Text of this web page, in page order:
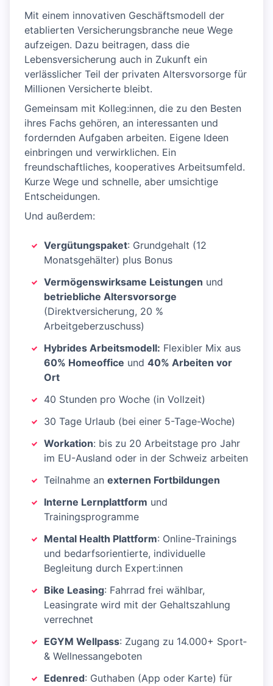
Mit einem innovativen Geschäftsmodell der
etablierten Versicherungsbranche neue Wege
aufzeigen. Dazu beitragen, dass die
Lebensversicherung auch in Zukunft ein
verlässlicher Teil der privaten Altersvorsorge für
Millionen Versicherte bleibt.
Gemeinsam mit Kolleg:innen, die zu den Besten
ihres Fachs gehören, an interessanten und
fordernden Aufgaben arbeiten. Eigene Ideen
einbringen und verwirklichen. Ein
freundschaftliches, kooperatives Arbeitsumfeld.
Kurze Wege und schnelle, aber umsichtige
Entscheidungen.
Und außerdem:
Vergütungspaket: Grundgehalt (12
Monatsgehälter) plus Bonus
Vermögenswirksame Leistungen und
betriebliche Altersvorsorge
(Direktversicherung, 20 %
Arbeitgeberzuschuss)
Hybrides Arbeitsmodell: Flexibler Mix aus
60% Homeoffice und 40% Arbeiten vor
Ort
40 Stunden pro Woche (in Vollzeit)
30 Tage Urlaub (bei einer 5-Tage-Woche)
Workation: bis zu 20 Arbeitstage pro Jahr
im EU-Ausland oder in der Schweiz arbeiten
Teilnahme an externen Fortbildungen
Interne Lernplattform und
Trainingsprogramme
Mental Health Plattform: Online-Trainings
und bedarfsorientierte, individuelle
Begleitung durch Expert:innen
Bike Leasing: Fahrrad frei wählbar,
Leasingrate wird mit der Gehaltszahlung
verrechnet
EGYM Wellpass: Zugang zu 14.000+ Sport‑
& Wellnessangeboten
Edenred: Guthaben (App oder Karte) für